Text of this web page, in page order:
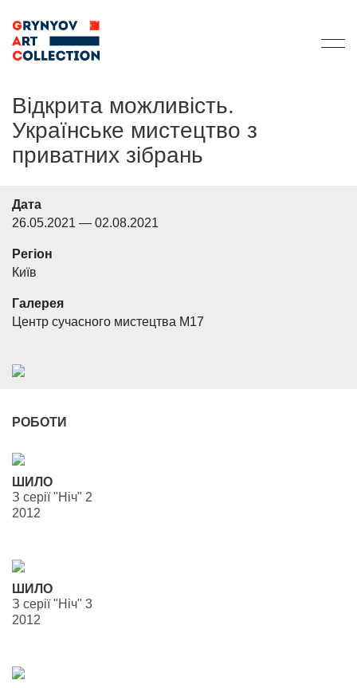
Відкрита можливість.
Українське мистецтво з
приватних зібрань
Дата
26.05.2021 — 02.08.2021
Регіон
Київ
Галерея
Центр сучасного мистецтва М17
РОБОТИ
ШИЛО
З серії "Ніч" 2
2012
ШИЛО
З серії "Ніч" 3
2012